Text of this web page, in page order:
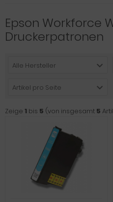
Epson Workforce
Druckerpatronen
Alle Hersteller
Artikel pro Seite
Zeige 1 bis 5 (von insgesamt 5